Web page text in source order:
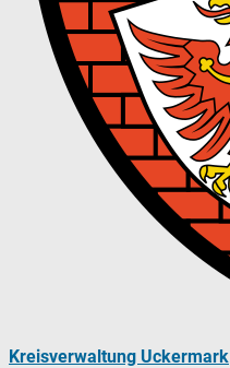
Kreisverwaltung Uckermark